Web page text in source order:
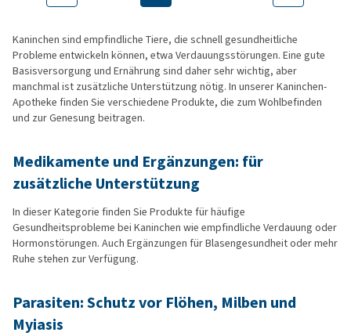
Kaninchen sind empfindliche Tiere, die schnell gesundheitliche
Probleme entwickeln können, etwa Verdauungsstörungen. Eine gute
Basisversorgung und Ernährung sind daher sehr wichtig, aber
manchmal ist zusätzliche Unterstützung nötig. In unserer Kaninchen-
Apotheke finden Sie verschiedene Produkte, die zum Wohlbefinden
und zur Genesung beitragen.
Medikamente und Ergänzungen: für
zusätzliche Unterstützung
In dieser Kategorie finden Sie Produkte für häufige
Gesundheitsprobleme bei Kaninchen wie empfindliche Verdauung oder
Hormonstörungen. Auch Ergänzungen für Blasengesundheit oder mehr
Ruhe stehen zur Verfügung.
Parasiten: Schutz vor Flöhen, Milben und
Myiasis